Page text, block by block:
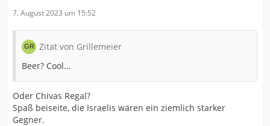
7. August 2023 um 15:52
Zitat von Grillemeier
Beer? Cool...
Oder Chivas Regal?
Spaß beiseite, die Israelis wären ein ziemlich starker
Gegner.